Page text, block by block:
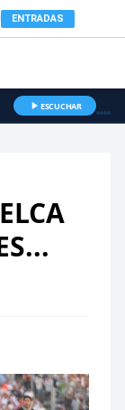
ENTRADAS
ESCUCHAR